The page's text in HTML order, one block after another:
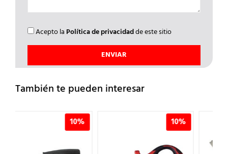
Acepto la Política de privacidadde este sitio
También te pueden interesar